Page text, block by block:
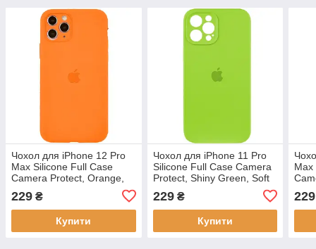
Чохол для iPhone 12 Pro
Max Silicone Full Case
Camera Protect, Orange,
229 ₴
Купити
Чохол для iPhone 11 Pro
Silicone Full Case Camera
Protect, Shiny Green, Soft
229₴
Купити
Max
229